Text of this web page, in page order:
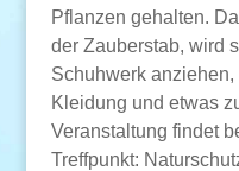
Pflanzen gehalten.
der Zauberstab, wird
Schuhwerk
Kleidung und etwas
Veranstaltung findet
Treffpunkt: